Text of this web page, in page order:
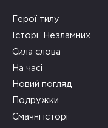
Герої тилу
Історії Незламних
Сила слова
На часі
Новий погляд
Подружки
Смачні історії